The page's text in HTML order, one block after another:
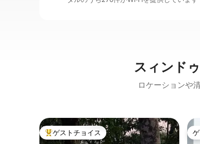
スィンド
ロケーションや
大好評のゲストチョイスです。
ゲストチョイス